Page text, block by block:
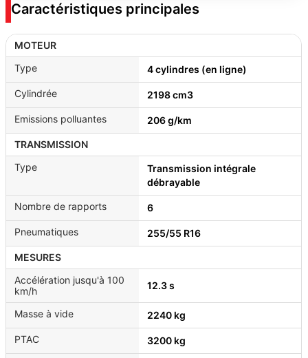
Caractéristiques principales
MOTEUR
Type
4 cylindres (en ligne)
Cylindrée 2198 cm3
Emissions polluantes 206 g/km
TRANSMISSION
Type
Transmission intégrale
débrayable
Nombre de rapports 6
Pneumatiques 255/55 R16
MESURES
Accélération jusqu'à 100
km/h
12.3 s
Masse à vide 2240 kg
PTAC 3200 kg